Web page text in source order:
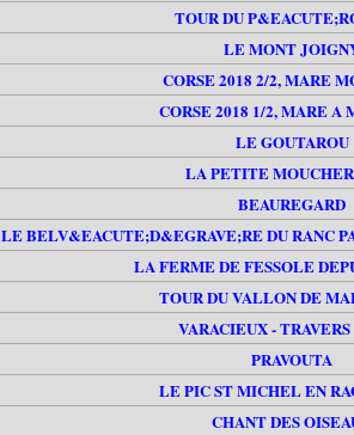
TOUR DU
LE MONT
CORSE 2018 2/2, MARE
CORSE 2018 1/2, MARE A
LE GOUTAROU
LA PETITE
BEAUREGARD
LE BELV&EACUTE;D&EGRAVE;RE DU RANC
LA FERME DE FESSOLE
TOUR DU VALLON DE
VARACIEUX -
PRAVOUTA
LE PIC ST MICHEL EN
CHANT DES